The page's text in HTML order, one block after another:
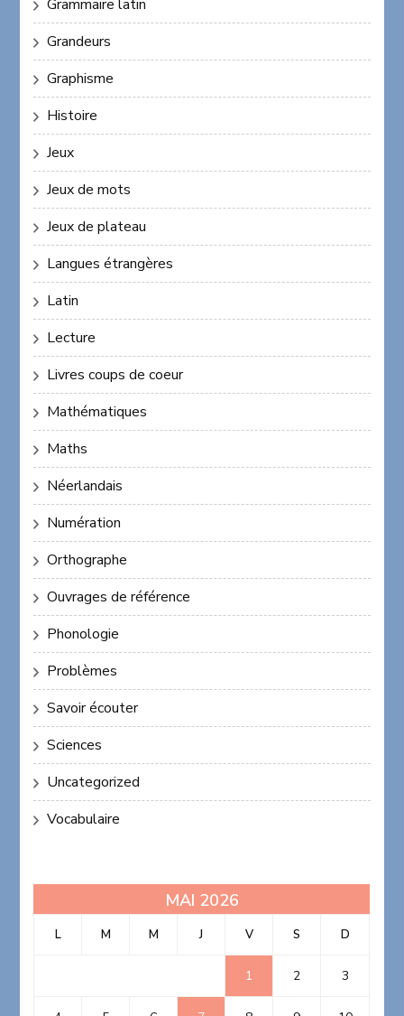
Grammaire latin
Grandeurs
Graphisme
Histoire
Jeux
Jeux de mots
Jeux de plateau
Langues étrangères
Latin
Lecture
Livres coups de coeur
Mathématiques
Maths
Néerlandais
Numération
Orthographe
Ouvrages de référence
Phonologie
Problèmes
Savoir écouter
Sciences
Uncategorized
Vocabulaire
MAI 2026
L M M J V S D
1 2 3